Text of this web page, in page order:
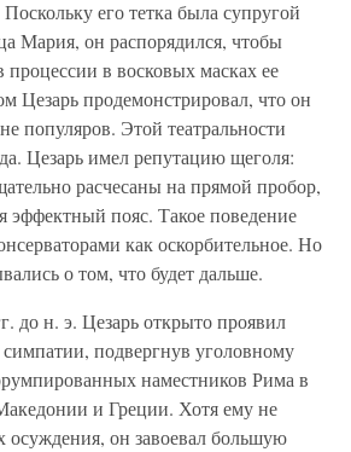
его тетка была супругой
Мария, он распорядился, чтобы
в восковых масках ее
Цезарь продемонстрировал, что он
популяров. Этой театральности
Цезарь имел репутацию щеголя:
расчесаны на прямой пробор,
эффектный пояс. Такое поведение
как оскорбительное. Но
о том, что будет дальше.
до н. э. Цезарь открыто проявил
подвергнув уголовному
наместников Рима в
и Греции. Хотя ему не
осуждения, он завоевал большую